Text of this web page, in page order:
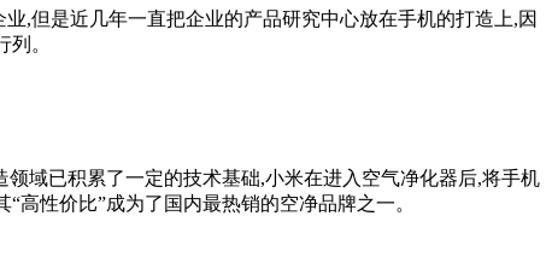
,但是近几年一直把企业的产品研究中心放在手机的打造上,因
。
域已积累了一定的技术基础,小米在进入空气净化器后,将手机
性价比”成为了国内最热销的空净品牌之一。